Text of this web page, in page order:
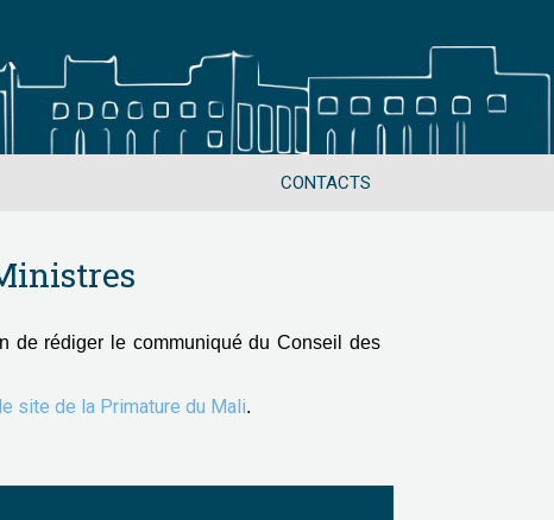
CONTACTS
de rédiger le communiqué du Conseil des
site de la Primature du Mali.